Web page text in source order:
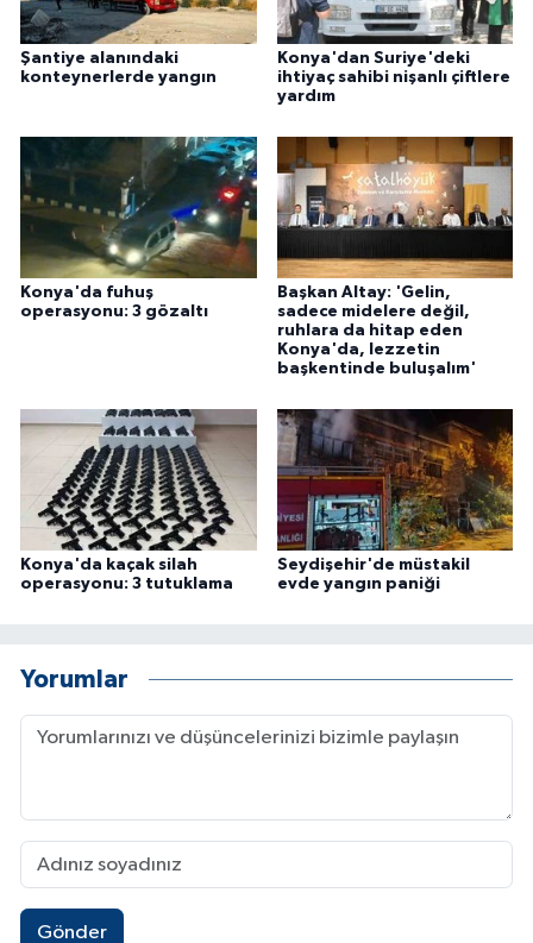
Şantiye alanındaki
konteynerlerde yangın
Konya'dan Suriye'deki
ihtiyaç sahibi nişanlı çiftlere
yardım
Konya'da fuhuş
operasyonu: 3 gözaltı
Başkan Altay: 'Gelin,
sadece midelere değil,
ruhlara da hitap eden
Konya'da, lezzetin
başkentinde buluşalım'
Konya'da kaçak silah
operasyonu: 3 tutuklama
Seydişehir'de müstakil
evde yangın paniği
Yorumlar
Gönder